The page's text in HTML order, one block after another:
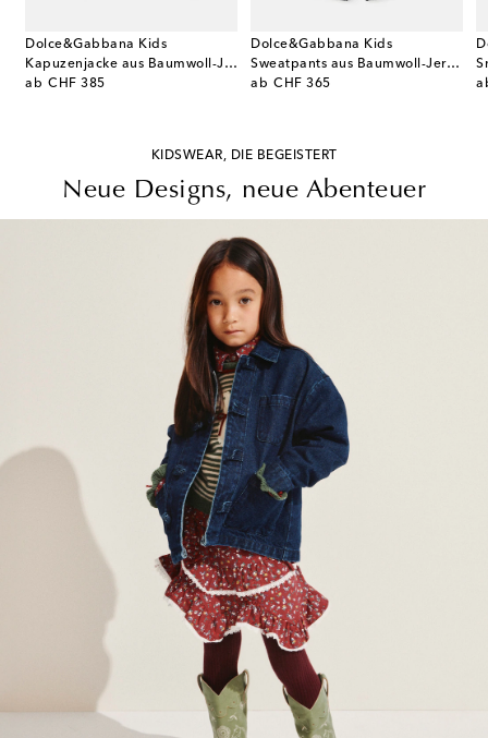
Dolce&Gabbana Kids
Kapuzenjacke aus Baumwoll-Jersey
ab CHF 385
original price
Dolce&Gabbana Kids
Sweatpants aus Baumwoll-Jersey
ab CHF 365
original price
KIDSWEAR, DIE BEGEISTERT
Neue Designs, neue Abenteuer